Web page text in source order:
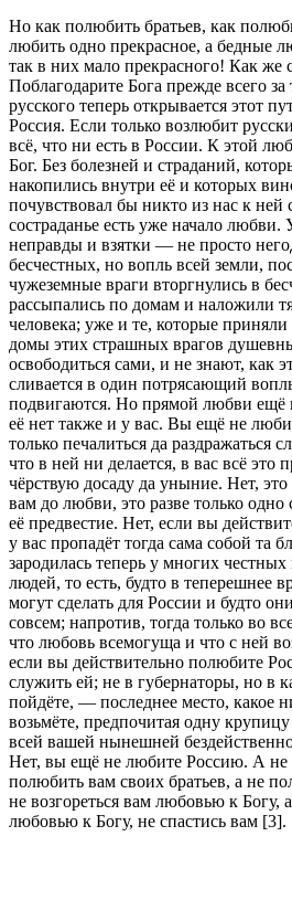
Но как полюбить братьев, как
любить одно прекрасное, а бедные
так в них мало прекрасного! Как же
Поблагодарите Бога прежде всего
русского теперь открывается этот
Россия. Если только возлюбит
всё, что ни есть в России. К этой
Бог. Без болезней и страданий,
накопились внутри её и которых
почувствовал бы никто из нас к ней
состраданье есть уже начало
неправды и взятки — не просто
бесчестных, но вопль всей земли,
чужеземные враги вторгнулись в
рассыпались по домам и наложили
человека; уже и те, которые приняли
домы этих страшных врагов
освободиться сами, и не знают, как
сливается в один потрясающий
подвигаются. Но прямой любви
её нет также и у вас. Вы ещё не
только печалиться да раздражаться
что в ней ни делается, в вас всё это
чёрствую досаду да уныние. Нет,
вам до любви, это разве только
её предвестие. Нет, если вы
у вас пропадёт тогда сама собой та
зародилась теперь у многих
людей, то есть, будто в теперешнее
могут сделать для России и будто
совсем; напротив, тогда только во
что любовь всемогуща и что с ней
если вы действительно полюбите
служить ей; не в губернаторы, но в
пойдёте, — последнее место, какое
возьмёте, предпочитая одну
всей вашей нынешней
Нет, вы ещё не любите Россию. А
полюбить вам своих братьев, а не
не возгореться вам любовью к Богу,
любовью к Богу, не спастись вам [3].